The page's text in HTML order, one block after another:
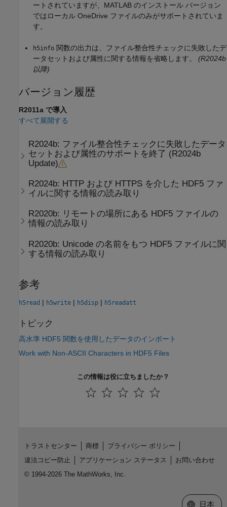
ートされていますが、MATLAB のインストール バージョン
ではローカル OneDrive ファイルのみがサポートされていま
す。
h5info 関数の出力は、ファイル整合性チェックに失敗したデ
ータセットおよび属性に関する情報を省略します。
(R2024b
以降)
バージョン履歴
R2011a で導入
すべて展開する
R2024b: ファイル整合性チェックに失敗したデータ
セットおよび属性のサポートを終了 (R2024b
Update)
R2024b: HTTP および HTTPS を介した HDF5 ファ
イルに関する情報の読み取り
R2020b: リモートの場所にある HDF5 ファイルの
情報の読み取り
R2020b: Unicode の名前をもつ HDF5 ファイルに関
する情報の読み取り
参考
h5read | h5write | h5disp | h5readatt
トピック
高水準 HDF5 関数を使用したデータのインポート
Work with Non-ASCII Characters in HDF5 Files
この情報は役に立ちましたか？
トラストセンター 商標
プライバシー ポリシー
違法コピー防止
アプリケーション ステータス
お問い合わせ
© 1994-2026 The MathWorks, Inc.
Web サイ
日本